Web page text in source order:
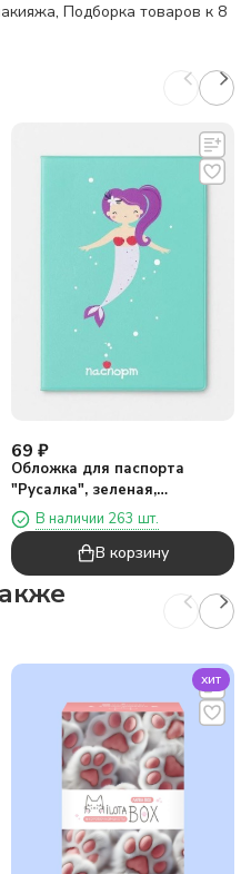
, Подборка товаров к 8
69 ₽
Обложка для паспорта
"Русалка", зеленая,
плотность 600 мкм
В наличии 263 шт.
В корзину
хит